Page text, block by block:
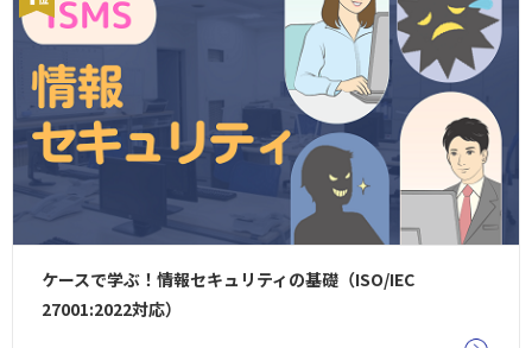
ケースで学ぶ！情報セキュリティの基礎（ISO/IEC
27001:2022対応）